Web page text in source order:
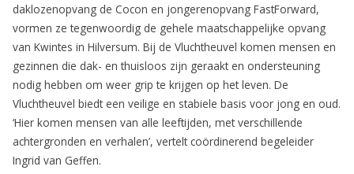
daklozenopvang de Cocon en jongerenopvang FastForward,
vormen ze tegenwoordig de gehele maatschappelijke opvang
van Kwintes in Hilversum. Bij de Vluchtheuvel komen mensen en
gezinnen die dak- en thuisloos zijn geraakt en ondersteuning
nodig hebben om weer grip te krijgen op het leven. De
Vluchtheuvel biedt een veilige en stabiele basis voor jong en oud.
‘Hier komen mensen van alle leeftijden, met verschillende
achtergronden en verhalen’, vertelt coördinerend begeleider
Ingrid van Geffen.